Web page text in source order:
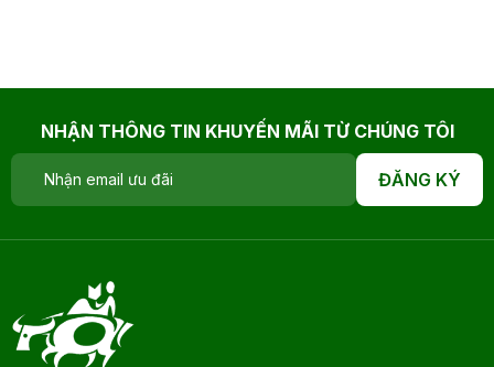
NHẬN THÔNG TIN KHUYẾN MÃI TỪ CHÚNG TÔI
ĐĂNG KÝ